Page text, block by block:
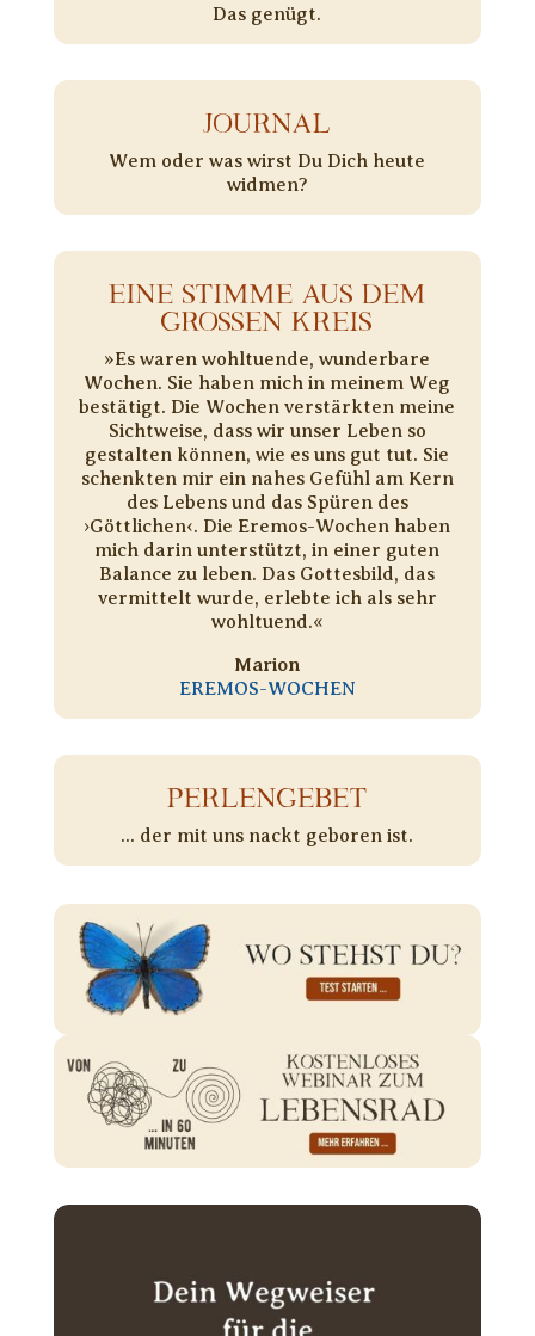
Das genügt.
JOURNAL
Wem oder was wirst Du Dich heute
widmen?
EINE STIMME AUS DEM
GROSSEN KREIS
»Es waren wohltuende, wunderbare
Wochen. Sie haben mich in meinem Weg
bestätigt. Die Wochen verstärkten meine
Sichtweise, dass wir unser Leben so
gestalten können, wie es uns gut tut. Sie
schenkten mir ein nahes Gefühl am Kern
des Lebens und das Spüren des
›Göttlichen‹. Die Eremos-Wochen haben
mich darin unterstützt, in einer guten
Balance zu leben. Das Gottesbild, das
vermittelt wurde, erlebte ich als sehr
wohltuend.«
Marion
EREMOS-WOCHEN
PERLENGEBET
... der mit uns nackt geboren ist.